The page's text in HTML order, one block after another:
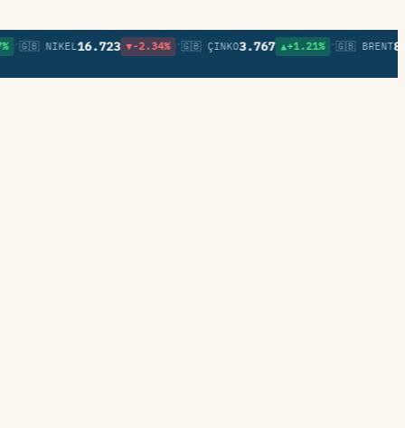
NIKEL16.723 ▼-2.34% •🇬🇧 ÇINKO3.767 ▲+1.21% •🇬🇧 BRENT82,61